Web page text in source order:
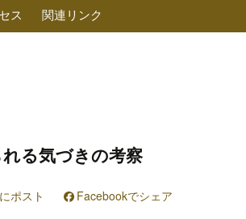
ス 関連リンク
る気づきの考察
ポスト Facebookでシェア